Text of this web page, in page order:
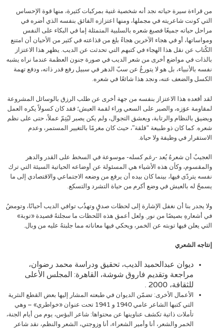
من قراءة سيرة حياته نجد أنه شخصية غنية بمركبات كثيرة، منها قوة الإحساس
التي كونت شاعريته في مجملها، ومنها اعتزازه الفائق بنفسه الذي أضره في
مراحل حياته جميعًا فصبغ شعره بالسلبية المتمثلة إما في البكاء على النفس
ومواساتها، أو في هجاء الآخرين هجاءً بلغ من قذاعته في كثير من الأحيان أن امتنع
الكُتاب عن نقل هذا الهجاء في كتبهم التي تحدثت عن الديب. يظهر هذا الاعتزاز
بالذات في مواضع أخرى من شعر الديب في صورة جنون العظمة عندما نراه يشبه
نفسه بالأنبياء، بل هو لا يتورعُ عن سبّ الدهر في سبيل رفع قدر ذاته، ودفع تهمة
الكسل والضعف عنه، ونجد هذا شائعًا في شعره.
لقد أقعده هذا الاعتزاز بنفسه من جهة أخرى عن طلب الرزق بالوسائل المشروعة
لمقاومة عوَزه، والصبر على السعي وراء لقمة العيش؛ فقد كان كسولاً يكره العمل
ويضيق بالنظام والرتابة، ويعشق التجوال، ولم يكن يصبر ليُتِمّ عملاً، حتى على نظم
شعره. كما كان ذو طبيعة “قلقة”، حيث كان مغرمًا بالتغيير المستمر، وعدم
الاستقرار في وظيفة ولا حياة.
العجيبُ أن شعرهُ يُعد -رغم كسله- موسوعة في السخط على القدر والدهر
والمقسوم، وكأن هذه الأشياء هي المسئولة عن أوضاعه الحياتية السيئة التي ترك
نفسه يتردّى فيها، بينما كان بيده أن يرفع من وضعه الاجتماعي والاقتصادي إلى ما
يسمحُ له بالعيش في وضع أكرم من حياة التشرد والتسكع.
ولا يجدر بنا أن نغفل الإشارة إلى لحظات صدقٍ وتهذُب توافي الديب أحيانًا، وتومضُ
في أشعارهِ بصيصًا من نور. ولعل أعمق هذه اللحظات ما سجلتهُ قصيدة «توبة»
التي يعلن فيها توبته عن الخمر، ويحكي فيها معاناته مما جلبتهُ عليه من وبال.
إنتاجه الشعري
ديوان عبدالحميد الديب، تحقيق ودراسة محمد رضوان،
مراجعة وتقديم فاروق شوشة، القاهرة: المجلس الأعلى
للثقافة، 2000 .
الأعمال الأخرى: تضمّن الديوان في طبعته المشار إليها بعض القطع النثرية
التي كتبها الشاعر عامي 1940 و 1941 تحت عنوان «خواطري» – وهي
تأملات ذاتية تكشف عناوينها عن محتواها: شاعر البؤس، يوم من أيام الجنة،
الخمر والشعر، أنا وأمير الشعراء، أنا وزوجتي، الشعر والنظم، نقد شاعر